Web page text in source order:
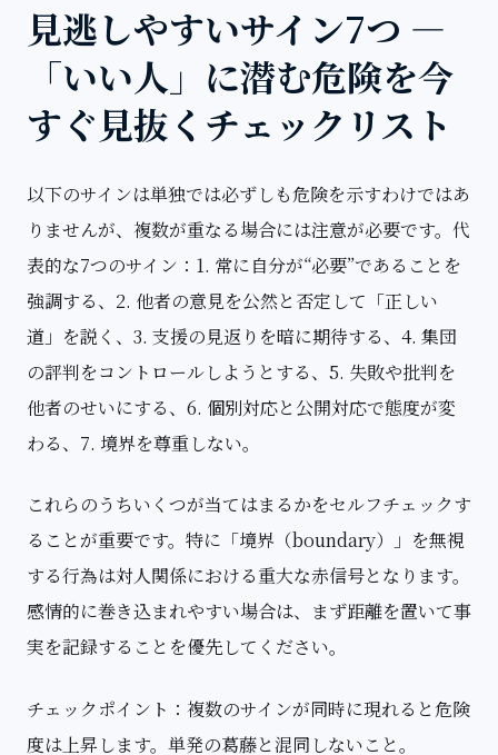
見逃しやすいサイン7つ —
「いい人」に潜む危険を今
すぐ見抜くチェックリスト
以下のサインは単独では必ずしも危険を示すわけではあ
りませんが、複数が重なる場合には注意が必要です。代
表的な7つのサイン：1. 常に自分が“必要”であることを
強調する、2. 他者の意見を公然と否定して「正しい
道」を説く、3. 支援の見返りを暗に期待する、4. 集団
の評判をコントロールしようとする、5. 失敗や批判を
他者のせいにする、6. 個別対応と公開対応で態度が変
わる、7. 境界を尊重しない。
これらのうちいくつが当てはまるかをセルフチェックす
ることが重要です。特に「境界（boundary）」を無視
する行為は対人関係における重大な赤信号となります。
感情的に巻き込まれやすい場合は、まず距離を置いて事
実を記録することを優先してください。
チェックポイント：複数のサインが同時に現れると危険
度は上昇します。単発の葛藤と混同しないこと。